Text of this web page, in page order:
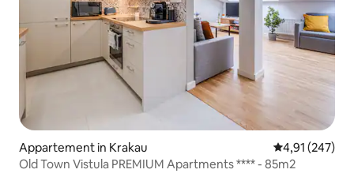
Appartement in Krakau Gemiddelde
4,91 (247)
Old Town Vistula PREMIUM Apartments **** - 85m2